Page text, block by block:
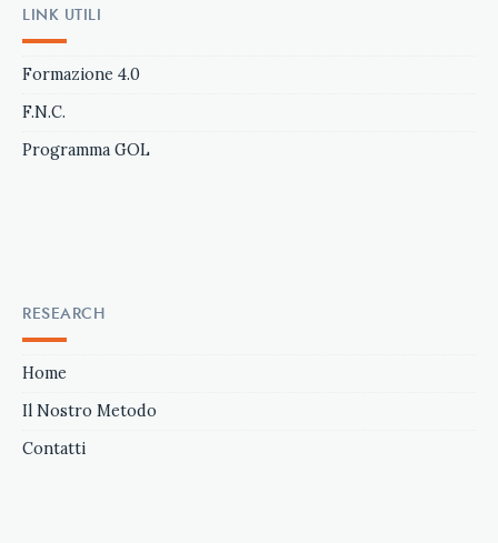
LINK UTILI
Formazione 4.0
F.N.C.
Programma GOL
RESEARCH
Home
Il Nostro Metodo
Contatti